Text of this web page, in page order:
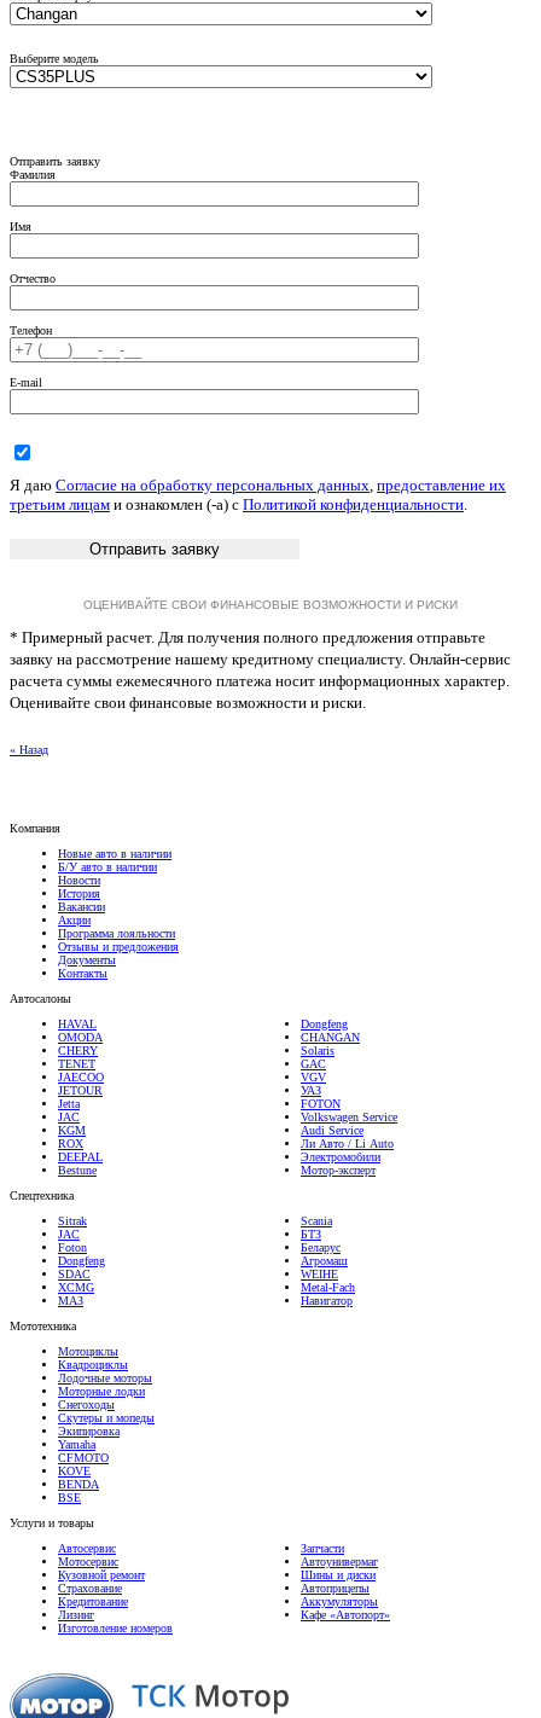
Фамилия
Имя
Отчество
Телефон
E-mail
Я даю
третьим лицами ознакомлен (-а) cПолитикой конфиденциальности.
заявку на рассмотрение нашему кредитному специалисту. Онлайн-сервис
расчета суммы ежемесячного платежа носит информационных характер.
Оценивайте свои финансовые возможности и риски.
Новые авто в наличии
Б/У авто в наличии
Новости
История
Вакансии
Акции
Программа лояльности
Отзывы и предложения
Документы
Контакты
Автосалоны
HAVAL
OMODA
CHERY
TENET
JAECOO
JETOUR
Jetta
JAC
KGM
ROX
DEEPAL
Bestune
CHANGAN
Solaris
GAC
VGV
УАЗ
FOTON
Volkswagen Service
Audi Service
Ли Авто / Li Auto
Электромобили
Мотор-эксперт
Спецтехника
Sitrak
JAC
Foton
Dongfeng
SDAC
XCMG
МАЗ
БТЗ
Беларус
Агромаш
WEIHE
Metal-Fach
Навигатор
Мототехника
Мотоциклы
Квадроциклы
Лодочные моторы
Моторные лодки
Снегоходы
Скутеры и мопеды
Экипировка
Yamaha
CFMOTO
KOVE
BENDA
BSE
Услуги и товары
Автосервис
Мотосервис
Кузовной ремонт
Страхование
Кредитование
Лизинг
Изготовление номеров
Автоунивермаг
Шины и диски
Автоприцепы
Аккумуляторы
Кафе «Автопорт»